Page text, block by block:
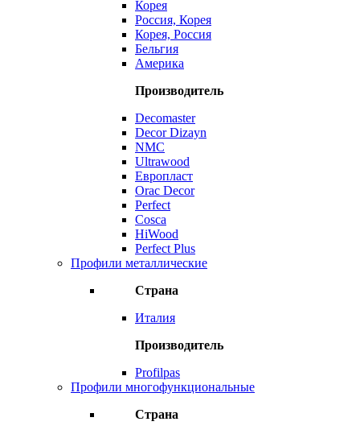
Корея
Россия, Корея
Корея, Россия
Бельгия
Америка
Производитель
Decomaster
Decor Dizayn
NMC
Ultrawood
Европласт
Orac Decor
Perfect
Cosca
HiWood
Perfect Plus
Профили металлические
Страна
Италия
Производитель
Profilpas
Профили многофункциональные
Страна